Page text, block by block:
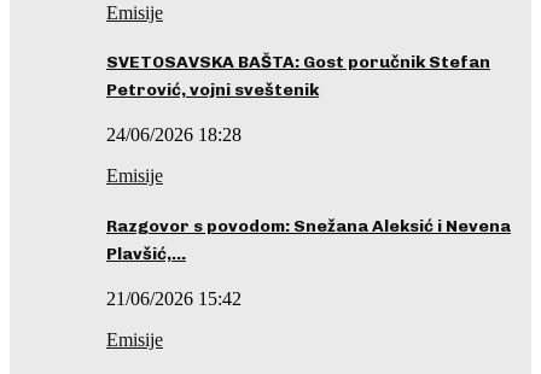
Emisije
SVETOSAVSKA BAŠTA: Gost poručnik Stefan
Petrović, vojni sveštenik
24/06/2026 18:28
Emisije
Razgovor s povodom: Snežana Aleksić i Nevena
Plavšić,…
21/06/2026 15:42
Emisije